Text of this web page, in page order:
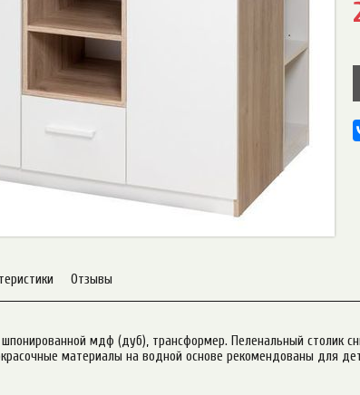
Отзывы
мдф (дуб), трансформер. Пеленальный столик
материалы на водной основе рекомендованы для